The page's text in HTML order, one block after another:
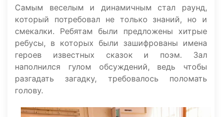
Самым веселым и динамичным стал раунд,
который потребовал не только знаний, но и
смекалки. Ребятам были предложены хитрые
ребусы, в которых были зашифрованы имена
героев известных сказок и поэм. Зал
наполнился гулом обсуждений, ведь чтобы
разгадать загадку, требовалось поломать
голову.